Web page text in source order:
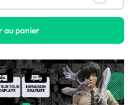
au panier